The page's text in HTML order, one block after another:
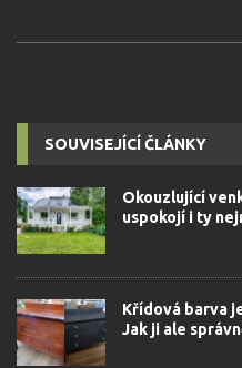
SOUVISEJÍCÍ ČLÁNKY
Okouzlující
uspokojí i ty
Křídová barva
Jak ji ale